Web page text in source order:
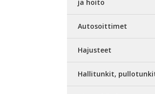
ja hoito
Autosoittimet
Hajusteet
Hallitunkit,